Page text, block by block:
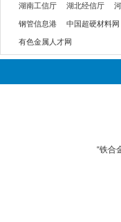
湖南工信厅 湖北经信厅
钢管信息港 中国超硬材料网
有色金属人才网
“铁合